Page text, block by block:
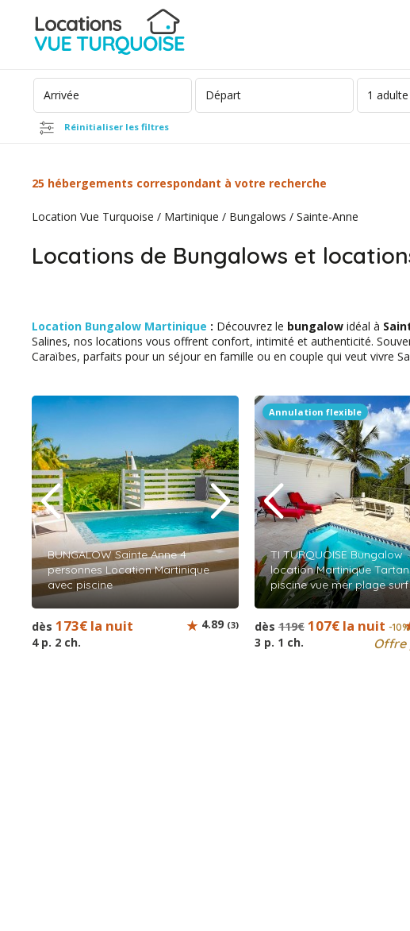
1 adulte
Réinitialiser les filtres
25 hébergements correspondant à votre recherche
Location Vue Turquoise / Martinique / Bungalows / Sainte-Anne
Locations de Bungalows et
Location Bungalow Martinique : Découvrez le bungalow idéal à
Salines, nos locations vous offrent confort, intimité et authenticité.
Caraïbes, parfaits pour un séjour en famille ou en couple qui veut vivre
BUNGALOW Sainte Anne 4
personnes Location Martinique
avec piscine
dès 173€ la nuit
4 p. 2 ch.
4.89 (3)
Annulation flexible
TI TURQUOISE Bungalow
location Martinique
piscine vue mer plage surf
dès 119€ 107€ la nuit -10%
3 p. 1 ch. Offre